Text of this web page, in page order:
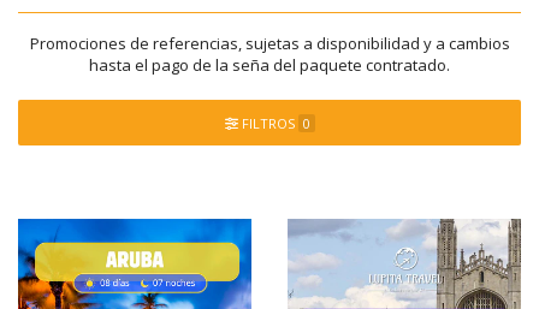
Promociones de referencias, sujetas a disponibilidad y a cambios
hasta el pago de la seña del paquete contratado.
FILTROS 0